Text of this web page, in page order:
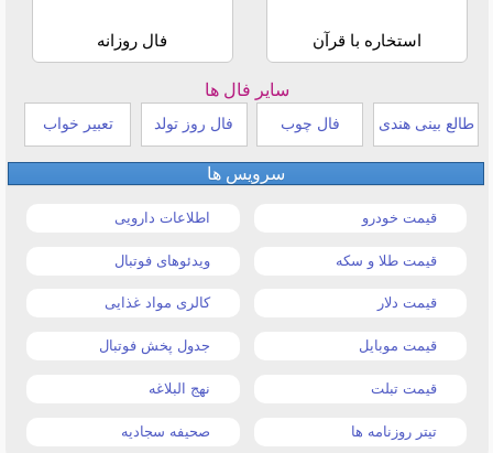
استخاره با قرآن فال روزانه
سایر فال ها
طالع بینی هندی فال چوب فال روز تولد تعبیر خواب
سرویس ها
قیمت خودرو اطلاعات دارویی
قیمت طلا و سکه ویدئوهای فوتبال
قیمت دلار کالری مواد غذایی
قیمت موبایل جدول پخش فوتبال
قیمت تبلت نهج البلاغه
تیتر روزنامه ها صحیفه سجادیه